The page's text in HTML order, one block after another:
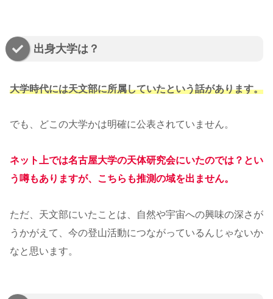
出身大学は？
大学時代には天文部に所属していたという話があります。
でも、どこの大学かは明確に公表されていません。
ネット上では名古屋大学の天体研究会にいたのでは？とい
う噂もありますが、こちらも推測の域を出ません。
ただ、天文部にいたことは、自然や宇宙への興味の深さが
うかがえて、今の登山活動につながっているんじゃないか
なと思います。